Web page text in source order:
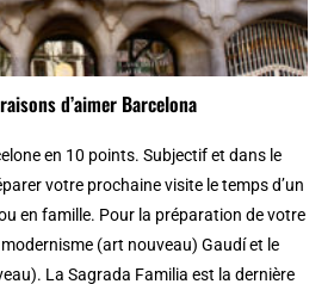
d’aimer Barcelona
en 10 points. Subjectif et dans le
votre prochaine visite le temps d’un
en famille. Pour la préparation de votre
(art nouveau) Gaudí et le
La Sagrada Familia est la dernière